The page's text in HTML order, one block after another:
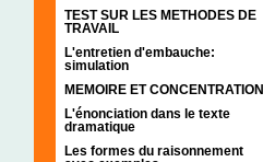
TEST SUR LES METHODES DE
TRAVAIL
L'entretien d'embauche:
simulation
MEMOIRE ET CONCENTRATION
L'énonciation dans le texte
dramatique
Les formes du raisonnement